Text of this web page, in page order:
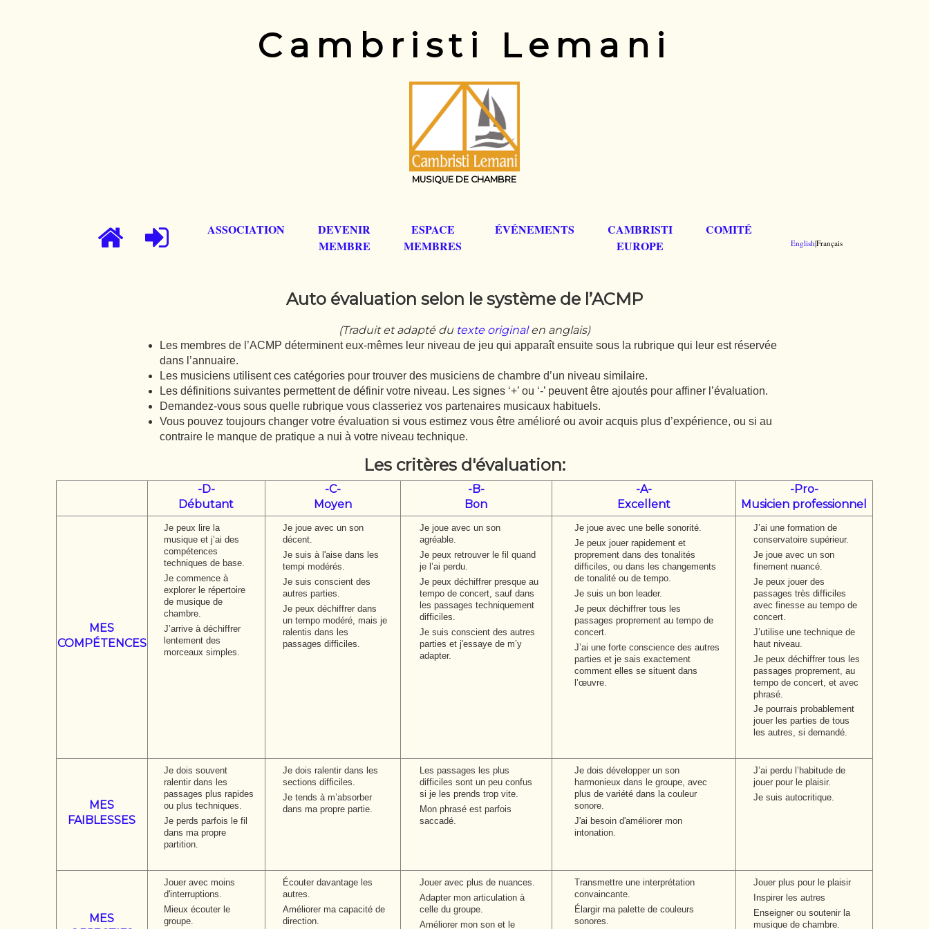
Cambristi Lemani
MUSIQUE DE CHAMBRE
ASSOCIATION
DEVENIR
MEMBRE
ESPACE
MEMBRES
ÉVÉNEMENTS
CAMBRISTI
EUROPE
COMITÉ
English|Français
Auto évaluation selon le système de l’ACMP
(Traduit et adapté du texte originalen anglais)
Les membres de l’ACMP déterminent eux-mêmes leur niveau de jeu qui apparaît ensuite sous la rubrique qui leur est réservée
dans l’annuaire.
Les musiciens utilisent ces catégories pour trouver des musiciens de chambre d’un niveau similaire.
Les définitions suivantes permettent de définir votre niveau. Les signes ‘+’ ou ‘-’ peuvent être ajoutés pour affiner l’évaluation.
Demandez-vous sous quelle rubrique vous classeriez vos partenaires musicaux habituels.
Vous pouvez toujours changer votre évaluation si vous estimez vous être amélioré ou avoir acquis plus d’expérience, ou si au
contraire le manque de pratique a nui à votre niveau technique.
Les critères d'évaluation:
-D-
Débutant
-C-
Moyen
-B-
Bon
-A-
Excellent
-Pro-
Musicien professionnel
MES
COMPÉTENCES
Je peux lire la
musique et j’ai des
compétences
techniques de base.
Je commence à
explorer le répertoire
de musique de
chambre.
J’arrive à déchiffrer
lentement des
morceaux simples.
Je joue avec un son
décent.
Je suis à l'aise dans les
tempi modérés.
Je suis conscient des
autres parties.
Je peux déchiffrer dans
un tempo modéré, mais je
ralentis dans les
passages difficiles.
Je joue avec un son
agréable.
Je peux retrouver le fil quand
je l’ai perdu.
Je peux déchiffrer presque au
tempo de concert, sauf dans
les passages techniquement
difficiles.
Je suis conscient des autres
parties et j'essaye de m’y
adapter.
Je joue avec une belle sonorité.
Je peux jouer rapidement et
proprement dans des tonalités
difficiles, ou dans les changements
de tonalité ou de tempo.
Je suis un bon leader.
Je peux déchiffrer tous les
passages proprement au tempo de
concert.
J’ai une forte conscience des autres
parties et je sais exactement
comment elles se situent dans
l’œuvre.
J’ai une formation de
conservatoire supérieur.
Je joue avec un son
finement nuancé.
Je peux jouer des
passages très difficiles
avec finesse au tempo de
concert.
J’utilise une technique de
haut niveau.
Je peux déchiffrer tous les
passages proprement, au
tempo de concert, et avec
phrasé.
Je pourrais probablement
jouer les parties de tous
les autres, si demandé.
MES
FAIBLESSES
Je dois souvent
ralentir dans les
passages plus rapides
ou plus techniques.
Je perds parfois le fil
dans ma propre
partition.
Je dois ralentir dans les
sections difficiles.
Je tends à m’absorber
dans ma propre partie.
Les passages les plus
difficiles sont un peu confus
si je les prends trop vite.
Mon phrasé est parfois
saccadé.
Je dois développer un son
harmonieux dans le groupe, avec
plus de variété dans la couleur
sonore.
J'ai besoin d'améliorer mon
intonation.
J’ai perdu l’habitude de
jouer pour le plaisir.
Je suis autocritique.
MES
Jouer avec moins
d'interruptions.
Mieux écouter le
groupe.
Écouter davantage les
autres.
Améliorer ma capacité de
direction.
Jouer avec plus de nuances.
Adapter mon articulation à
celle du groupe.
Améliorer mon son et le
Transmettre une interprétation
convaincante.
Élargir ma palette de couleurs
sonores.
Jouer plus pour le plaisir
Inspirer les autres
Enseigner ou soutenir la
musique de chambre.